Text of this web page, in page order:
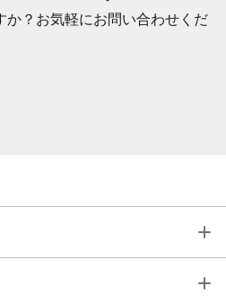
か？お気軽にお問い合わせくだ